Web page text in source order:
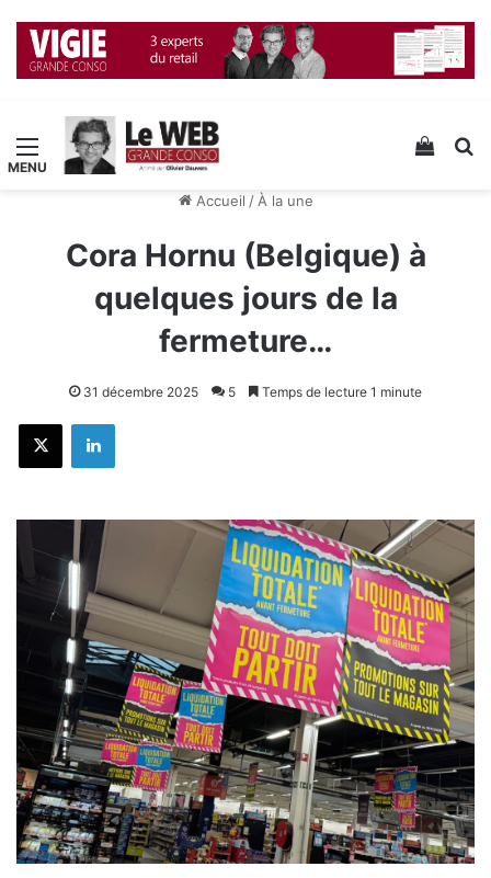
Menu Voir
Accueil / À la une
Cora Hornu (Belgique) à
quelques jours de la
fermeture…
31 décembre 2025 5 Temps de lecture 1 minute
X Linkedin